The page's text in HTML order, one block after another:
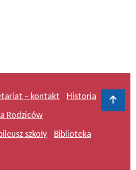
– kontakt
Historia
Rodziców
szkoły
Biblioteka
Do